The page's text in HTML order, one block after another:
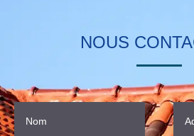
NOUS